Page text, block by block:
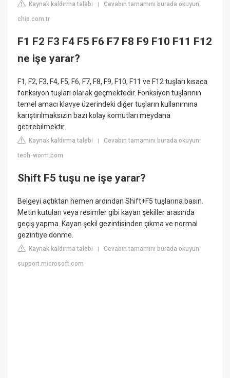
Kaynak kaldırma talebi |Cevabın tamamını burada okuyun:
chip.com.tr
F1 F2 F3 F4 F5 F6 F7 F8 F9 F10 F11 F12
ne işe yarar?
F1, F2, F3, F4, F5, F6, F7, F8, F9, F10, F11 ve F12 tuşları kısaca
fonksiyon tuşları olarak geçmektedir. Fonksiyon tuşlarının
temel amacı klavye üzerindeki diğer tuşların kullanımına
karıştırılmaksızın bazı kolay komutları meydana
getirebilmektir.
Kaynak kaldırma talebi |Cevabın tamamını burada okuyun:
tech-worm.com
Shift F5 tuşu ne işe yarar?
Belgeyi açtıktan hemen ardından Shift+F5 tuşlarına basın.
Metin kutuları veya resimler gibi kayan şekiller arasında
geçiş yapma. Kayan şekil gezintisinden çıkma ve normal
gezintiye dönme.
Kaynak kaldırma talebi |Cevabın tamamını burada okuyun:
support.microsoft.com